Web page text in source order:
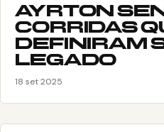
AYRTON
CORRIDAS
DEFINIRAM
LEGADO
18 set 2025